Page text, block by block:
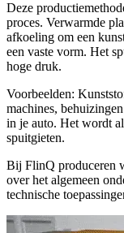
Deze
proces. Verwarmde
afkoeling om een
een vaste vorm. Het
hoge druk.
Voorbeelden:
machines,
in je auto. Het wordt
spuitgieten.
Bij FlinQ produceren
over het algemeen
technische